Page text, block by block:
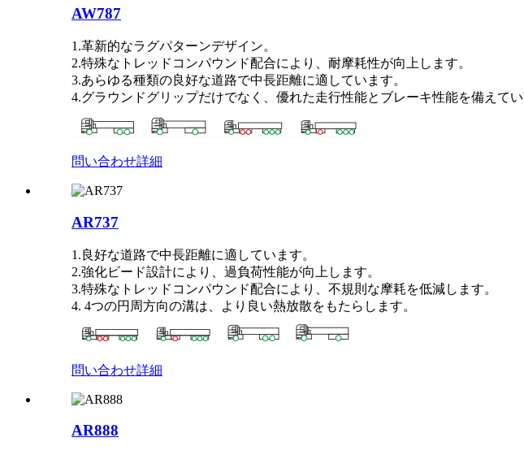
AW787
1.革新的なラグパターンデザイン。
2.特殊なトレッドコンパウンド配合により、耐摩耗性が向上します。
3.あらゆる種類の良好な道路で中長距離に適しています。
4.グラウンドグリップだけでなく、優れた走行性能とブレーキ性能を備えてい
問い合わせ詳細
AR737
1.良好な道路で中長距離に適しています。
2.強化ビード設計により、過負荷性能が向上します。
3.特殊なトレッドコンパウンド配合により、不規則な摩耗を低減します。
4. 4つの円周方向の溝は、より良い熱放散をもたらします。
問い合わせ詳細
AR888